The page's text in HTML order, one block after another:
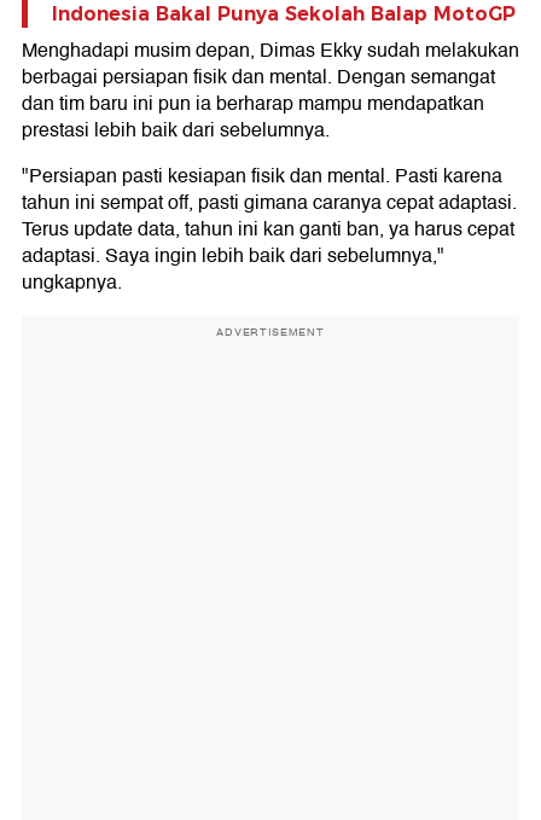
Indonesia Bakal Punya Sekolah Balap MotoGP
Menghadapi musim depan, Dimas Ekky sudah melakukan
berbagai persiapan fisik dan mental. Dengan semangat
dan tim baru ini pun ia berharap mampu mendapatkan
prestasi lebih baik dari sebelumnya.
"Persiapan pasti kesiapan fisik dan mental. Pasti karena
tahun ini sempat off, pasti gimana caranya cepat adaptasi.
Terus update data, tahun ini kan ganti ban, ya harus cepat
adaptasi. Saya ingin lebih baik dari sebelumnya,"
ungkapnya.
ADVERTISEMENT